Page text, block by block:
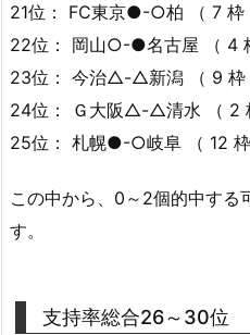
21位： FC東京●-○柏 （ 7 枠
22位： 岡山○-●名古屋 （ 4
23位： 今治△-△新潟 （ 9 枠
24位： Ｇ大阪△-△清水 （ 2
25位： 札幌●-○岐阜 （ 12 枠
この中から、0～2個的中する
す。
支持率総合26～30位